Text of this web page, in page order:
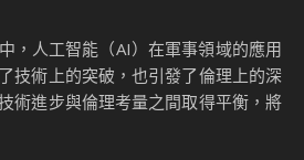
，人工智能（AI）在軍事領域的應用
技術上的突破，也引發了倫理上的深
術進步與倫理考量之間取得平衡，將